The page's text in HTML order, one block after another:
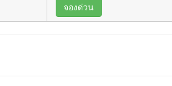
จองด่วน